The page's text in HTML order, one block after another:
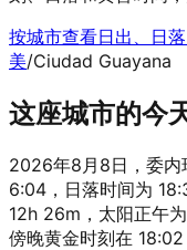
按城市查看日出、日
美/Ciudad Guayana
这座城市的今
2026年8月8日，委内
6:04，日落时间为
12h 26m，太阳正午
傍晚黄金时刻在 18:02